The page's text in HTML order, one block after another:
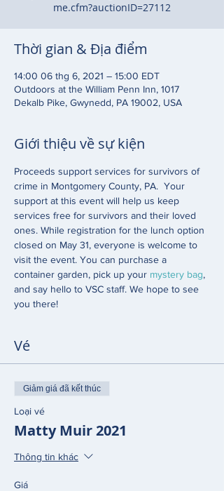
me.cfm?auctionID=27112
Thời gian & Địa điểm
14:00 06 thg 6, 2021 – 15:00 EDT
Outdoors at the William Penn Inn, 1017
Dekalb Pike, Gwynedd, PA 19002, USA
Giới thiệu về sự kiện
Proceeds support services for survivors of
crime in Montgomery County, PA.  Your
support at this event will help us keep
services free for survivors and their loved
ones. While registration for the lunch option
closed on May 31, everyone is welcome to
visit the event. You can purchase a
container garden, pick up your mystery bag,
and say hello to VSC staff. We hope to see
you there!
Vé
Giảm giá đã kết thúc
Loại vé
Matty Muir 2021
Thông tin khác
Giá